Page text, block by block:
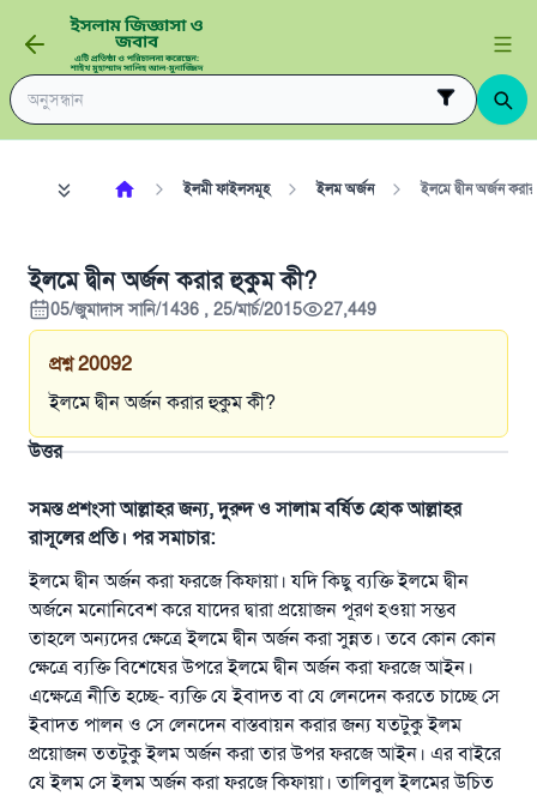
ইলমী ফাইলসমূহ ইলম অর্জন ইলমে দ্বীন অর্জন
ইলমে দ্বীন অর্জন করার হুকুম কী?
05/জুমাদাস সানি/1436 , 25/মার্চ/2015 27,449
প্রশ্ন 20092
ইলমে দ্বীন অর্জন করার হুকুম কী?
উত্তর
সমস্ত প্রশংসা আল্লাহর জন্য, দুরুদ ও সালাম বর্ষিত হোক আল্লাহর
রাসূলের প্রতি। পর সমাচার:
ইলমে দ্বীন অর্জন করা ফরজে কিফায়া। যদি কিছু ব্যক্তি ইলমে দ্বীন
অর্জনে মনোনিবেশ করে যাদের দ্বারা প্রয়োজন পূরণ হওয়া সম্ভব
তাহলে অন্যদের ক্ষেত্রে ইলমে দ্বীন অর্জন করা সুন্নত। তবে কোন কোন
ক্ষেত্রে ব্যক্তি বিশেষের উপরে ইলমে দ্বীন অর্জন করা ফরজে আইন।
এক্ষেত্রে নীতি হচ্ছে- ব্যক্তি যে ইবাদত বা যে লেনদেন করতে চাচ্ছে সে
ইবাদত পালন ও সে লেনদেন বাস্তবায়ন করার জন্য যতটুকু ইলম
প্রয়োজন ততটুকু ইলম অর্জন করা তার উপর ফরজে আইন। এর বাইরে
যে ইলম সে ইলম অর্জন করা ফরজে কিফায়া। তালিবুল ইলমের উচিত